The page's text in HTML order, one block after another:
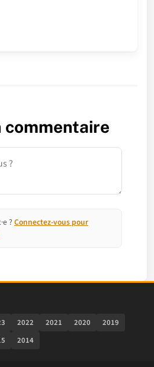
commentaire
? Connectez-vous pour
2022 2021 2020
2019
2014